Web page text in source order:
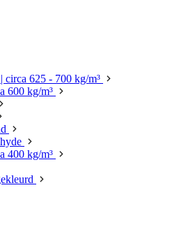
625 - 700 kg/m³
600 kg/m³
400 kg/m³